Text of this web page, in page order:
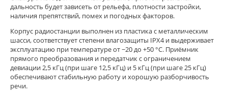
дальность будет зависеть от рельефа, плотности застройки,
наличия препятствий, помех и погодных факторов.
Корпус радиостанции выполнен из пластика с металлическим
шасси, соответствует степени влагозащиты IPX4 и выдерживает
эксплуатацию при температуре от −20 до +50 °C. Приёмник
прямого преобразования и передатчик с ограничением
девиации 2,5 кГц (при шаге 12,5 кГц) и 5 кГц (при шаге 25 кГц)
обеспечивают стабильную работу и хорошую разборчивость
речи.